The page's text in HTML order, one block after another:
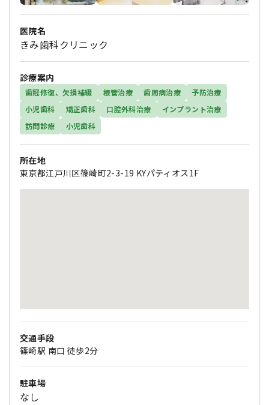
医院名
きみ歯科クリニック
診療案内
歯冠修復、欠損補綴 根管治療 歯周病治療
予防治療
小児歯科
矯正歯科 口腔外科治療
インプラント治療
訪問診療
小児歯科
所在地
東京都江戸川区篠崎町2-3-19 KYパティオス1F
交通手段
篠崎駅 南口 徒歩2分
駐車場
なし